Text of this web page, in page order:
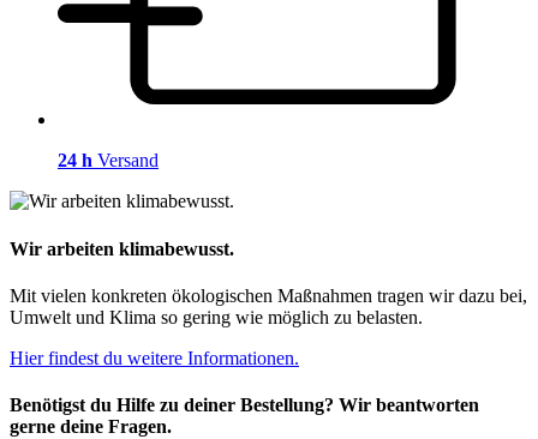
24 h Versand
Wir arbeiten klimabewusst.
Mit vielen konkreten ökologischen Maßnahmen tragen wir dazu bei,
Umwelt und Klima so gering wie möglich zu belasten.
Hier findest du weitere Informationen.
Benötigst du Hilfe zu deiner Bestellung? Wir beantworten
gerne deine Fragen.